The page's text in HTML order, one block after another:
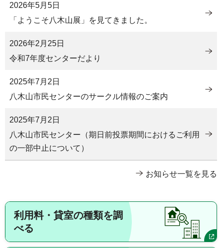
2026年5月5日
「ようこそ八木山展」を見てきました。
2026年2月25日
令和7年度センターだより
2025年7月2日
八木山市民センターのサークル情報のご案内
2025年7月2日
八木山市民センター（期日前投票期間におけるご利用
の一部中止について）
お知らせ一覧を見る
利用料・貸室の種類を調
べる